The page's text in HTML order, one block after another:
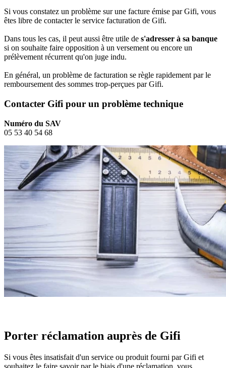
Si vous constatez un problème sur une facture émise par Gifi, vous
êtes libre de contacter le service facturation de Gifi.
Dans tous les cas, il peut aussi être utile de s'adresser à sa banque
si on souhaite faire opposition à un versement ou encore un
prélèvement récurrent qu'on juge indu.
En général, un problème de facturation se règle rapidement par le
remboursement des sommes trop-perçues par Gifi.
Contacter Gifi pour un problème technique
Numéro du SAV
05 53 40 54 68
Porter réclamation auprès de Gifi
Si vous êtes insatisfait d'un service ou produit fourni par Gifi et
souhaitez le faire savoir par le biais d'une réclamation, vous